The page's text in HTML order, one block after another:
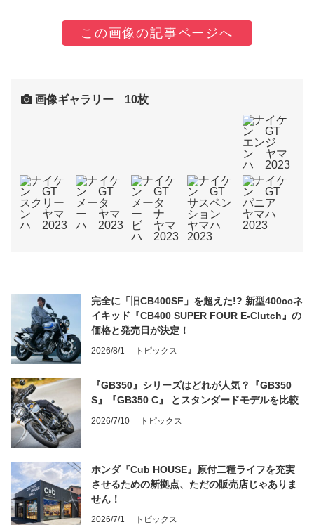
この画像の記事ページへ
画像ギャラリー 10枚
完全に「旧CB400SF」を超えた!? 新型400ccネ
イキッド『CB400 SUPER FOUR E-Clutch』の
価格と発売日が決定！
2026/8/1 トピックス
『GB350』シリーズはどれが人気？『GB350
S』『GB350 C』 とスタンダードモデルを比較
2026/7/10 トピックス
ホンダ『Cub HOUSE』原付二種ライフを充実
させるための新拠点、ただの販売店じゃありま
せん！
2026/7/1 トピックス